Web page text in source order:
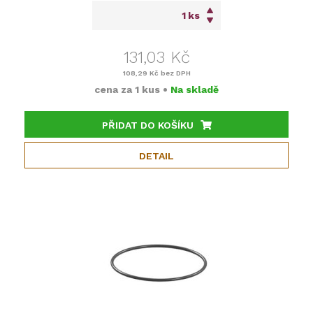
ks
131,03 Kč
108,29 Kč bez DPH
cena za 1 kus • Na skladě
PŘIDAT DO KOŠÍKU
DETAIL